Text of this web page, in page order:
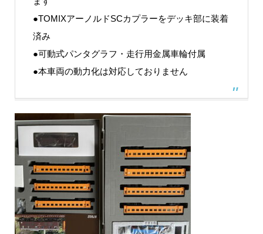
●TOMIXアーノルドSCカプラーをデッキ部に装着
済み
●可動式パンタグラフ・走行用金属車輪付属
●本車両の動力化は対応しておりません